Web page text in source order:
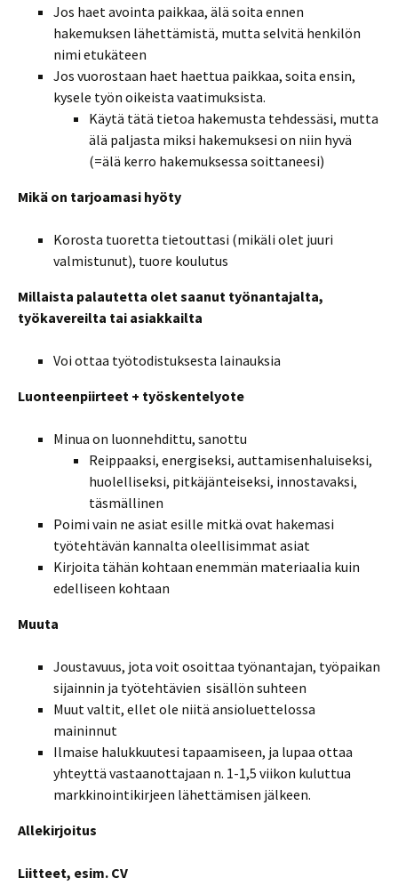
Jos haet avointa paikkaa, älä soita ennen
hakemuksen lähettämistä, mutta selvitä henkilön
nimi etukäteen
Jos vuorostaan haet haettua paikkaa, soita ensin,
kysele työn oikeista vaatimuksista.
Käytä tätä tietoa hakemusta tehdessäsi, mutta
älä paljasta miksi hakemuksesi on niin hyvä
(=älä kerro hakemuksessa soittaneesi)
Mikä on tarjoamasi hyöty
Korosta tuoretta tietouttasi (mikäli olet juuri
valmistunut), tuore koulutus
Millaista palautetta olet saanut työnantajalta,
työkavereilta tai asiakkailta
Voi ottaa työtodistuksesta lainauksia
Luonteenpiirteet + työskentelyote
Minua on luonnehdittu, sanottu
Reippaaksi, energiseksi, auttamisenhaluiseksi,
huolelliseksi, pitkäjänteiseksi, innostavaksi,
täsmällinen
Poimi vain ne asiat esille mitkä ovat hakemasi
työtehtävän kannalta oleellisimmat asiat
Kirjoita tähän kohtaan enemmän materiaalia kuin
edelliseen kohtaan
Muuta
Joustavuus, jota voit osoittaa työnantajan, työpaikan
sijainnin ja työtehtävien sisällön suhteen
Muut valtit, ellet ole niitä ansioluettelossa
maininnut
Ilmaise halukkuutesi tapaamiseen, ja lupaa ottaa
yhteyttä vastaanottajaan n. 1-1,5 viikon kuluttua
markkinointikirjeen lähettämisen jälkeen.
Allekirjoitus
Liitteet, esim. CV